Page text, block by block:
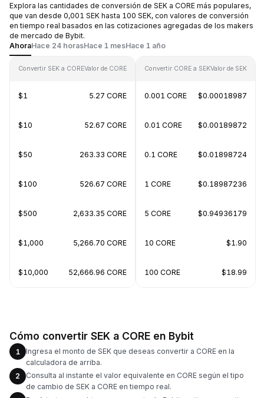
Explora las cantidades de conversión de SEK a CORE más populares,
que van desde 0,001 SEK hasta 100 SEK, con valores de conversión
en tiempo real basados en las cotizaciones agregadas de los makers
de mercado de Bybit.
AhoraHace 24 horasHace 1 mesHace 1 año
Convertir SEK a COREValor de CORE
$1 5.27 CORE
$10 52.67 CORE
$50 263.33 CORE
$100 526.67 CORE
$500 2,633.35 CORE
$1,000 5,266.70 CORE
$10,000 52,666.96 CORE
Convertir CORE a SEKValor de SEK
0.001 CORE $0.00018987
0.01 CORE $0.00189872
0.1 CORE $0.01898724
1 CORE $0.18987236
5 CORE $0.94936179
10 CORE $1.90
100 CORE $18.99
Cómo convertir SEK a CORE en Bybit
1
Ingresa el monto de SEK que deseas convertir a CORE en la
calculadora de arriba.
2
Consulta al instante el valor equivalente en CORE según el tipo
de cambio de SEK a CORE en tiempo real.